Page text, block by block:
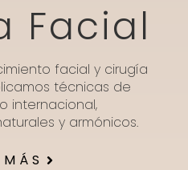
Facial
facial y cirugía
técnicas de
internacional,
y armónicos.